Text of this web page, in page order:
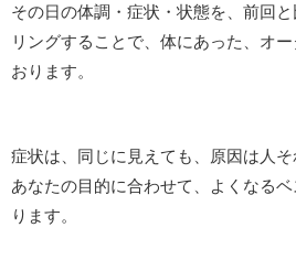
その日の体調・症状・状態を、前回
リングすることで、体にあった、オ
おります。
症状は、同じに見えても、原因は人そ
あなたの目的に合わせて、よくなる
ります。